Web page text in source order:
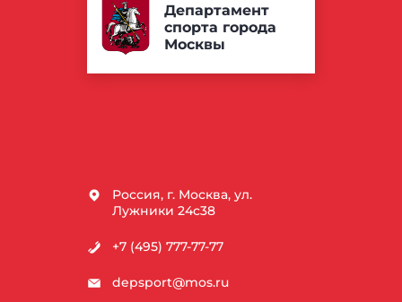
Департамент
спорта города
Москвы
Россия, г. Москва, ул.
Лужники 24с38
+7 (495) 777-77-77
depsport@mos.ru